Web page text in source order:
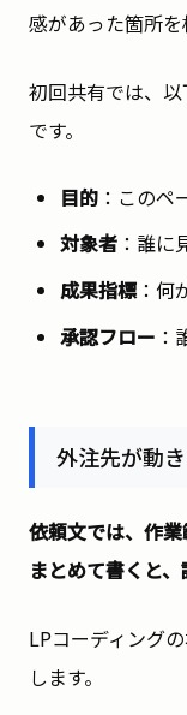
感があった箇所を
初回共有では、
です。
目的：このペ
対象者：誰に
成果指標：何
承認フロー ：
外注先が動
依頼文では、作
まとめて書くと、
LPコーディング
します。